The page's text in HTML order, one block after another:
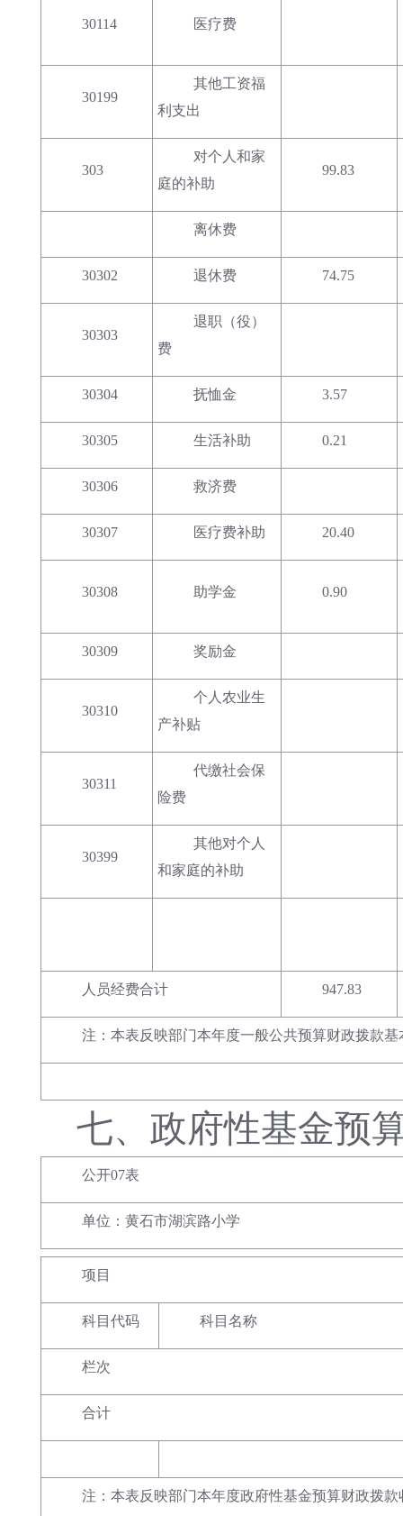
30114 医疗费
30199
其他工资福
利支出
303
对个人和家
庭的补助
99.83
离休费
30302 退休费 74.75
30303
退职（役）
费
30304 抚恤金 3.57
30305 生活补助 0.21
30306 救济费
30307 医疗费补助 20.40
30308 助学金 0.90
30309 奖励金
30310
个人农业生
产补贴
30311
代缴社会保
险费
30399
其他对个人
和家庭的补助
人员经费合计 947.83
注：本表反映部门本年度一般公共预算财政拨款
七、 政府性基金预
公开07表
单位：黄石市湖滨路小学
项目
科目代码 科目名称
栏次
合计
注：本表反映部门本年度政府性基金预算财政拨